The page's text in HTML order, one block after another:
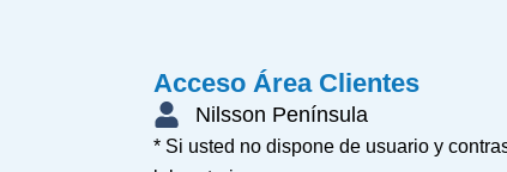
Acceso Área Clientes
Nilsson Península
* Si usted no dispone de usuario y